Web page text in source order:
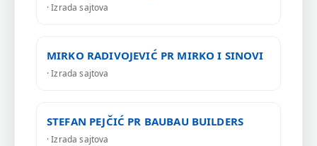
· Izrada sajtova
MIRKO RADIVOJEVIĆ PR MIRKO I SINOVI
· Izrada sajtova
STEFAN PEJČIĆ PR BAUBAU BUILDERS
· Izrada sajtova